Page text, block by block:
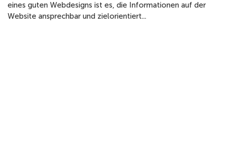
eines guten Webdesigns ist es, die Informationen auf der
Website ansprechbar und zielorientiert...